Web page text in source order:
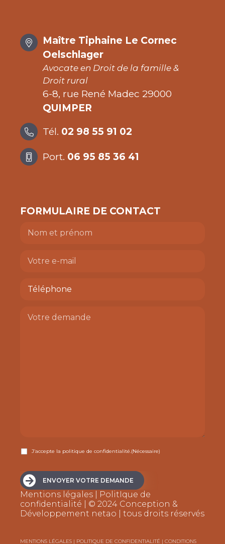
Maître Tiphaine Le Cornec
Oelschlager
Avocate en Droit de la famille &
Droit rural
6-8, rue René Madec 29000
QUIMPER
Tél. 02 98 55 91 02
Port. 06 95 85 36 41
FORMULAIRE DE CONTACT
Nom
E-
Téléphone
Votre
RGPD(Nécessaire)
J’accepte la politique de confidentialité.(Nécessaire)
ENVOYER VOTRE DEMANDE
Mentions légales
PolitIque de
confidentialité | © 2024 Conception &
Développement netao | tous droits réservés
MENTIONS LÉGALES | POLITIQUE DE CONFIDENTIALITÉ | CONDITIONS